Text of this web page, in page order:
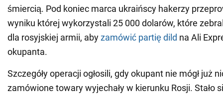
śmiercią. Pod koniec marca ukraińscy hakerzy
wyniku której wykorzystali 25 000 dolarów, które
dla rosyjskiej armii, abyzamówić partię dild na Ali
okupanta.
Szczegóły operacji ogłosili, gdy okupant nie mógł już
zamówione towary wyjechały w kierunku Rosji. Stało